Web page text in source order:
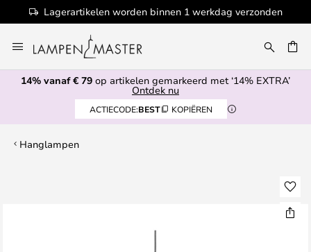
Lagerartikelen worden binnen 1 werkdag verzonden
naar
de
inhoud
14% vanaf € 79 op artikelen gemarkeerd met ‘14% EXTRA’
Ontdek nu
ACTIECODE:BEST KOPIËREN
Hanglampen